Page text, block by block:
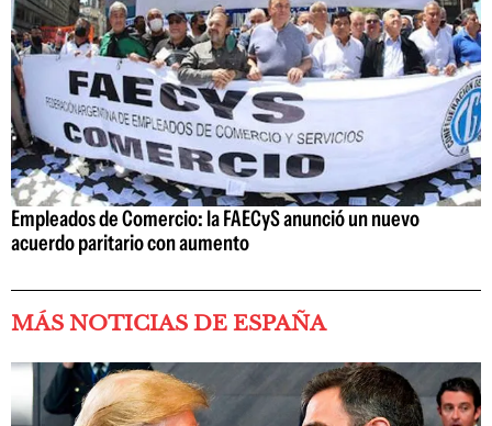
Empleados de Comercio: la FAECyS anunció un nuevo
acuerdo paritario con aumento
MÁS NOTICIAS DE ESPAÑA